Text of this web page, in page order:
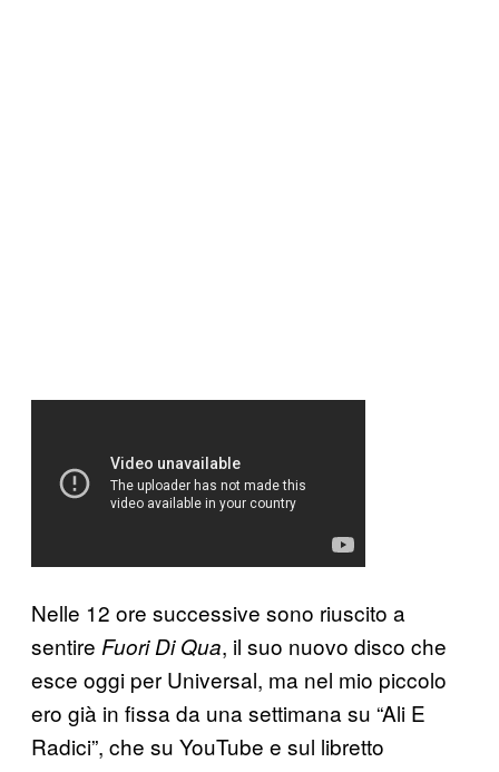
Nelle 12 ore successive sono riuscito a
sentire Fuori Di Qua, il suo nuovo disco che
esce oggi per Universal, ma nel mio piccolo
ero già in fissa da una settimana su “Ali E
Radici”, che su YouTube e sul libretto